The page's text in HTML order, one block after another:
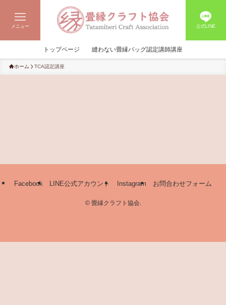
公式LINE
メニュー
トップページ 縫わない畳縁バッグ認定講師講座
ホーム TCA認定講座
Facebook LINE公式アカウント Instagram お問合わせフォーム
©畳縁クラフト協会.